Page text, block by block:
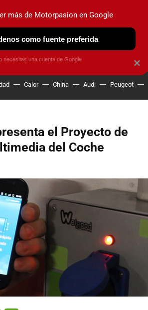
ELÉCTRICOS OBSERVATORIO
Calor China Audi Peugeot
el Proyecto de
del Coche
×
más de Motorpasion en Google
como fuente preferida
necesitas una cuenta de Google